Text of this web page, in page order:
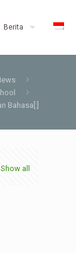
Berita
Bahasa[:]
Show all